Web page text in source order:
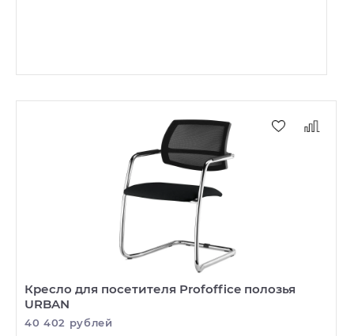
Кресло для посетителя Profoffice полозья
URBAN
40 402 рублей